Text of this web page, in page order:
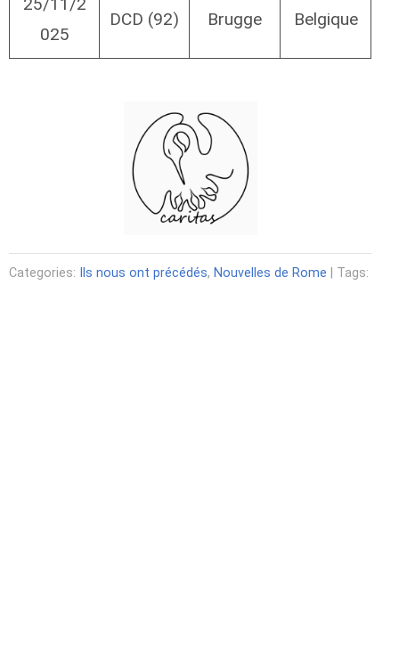
25/11/2
025
DCD (92) Brugge Belgique
Categories: Ils nous ont précédés, Nouvelles de Rome | Tags: